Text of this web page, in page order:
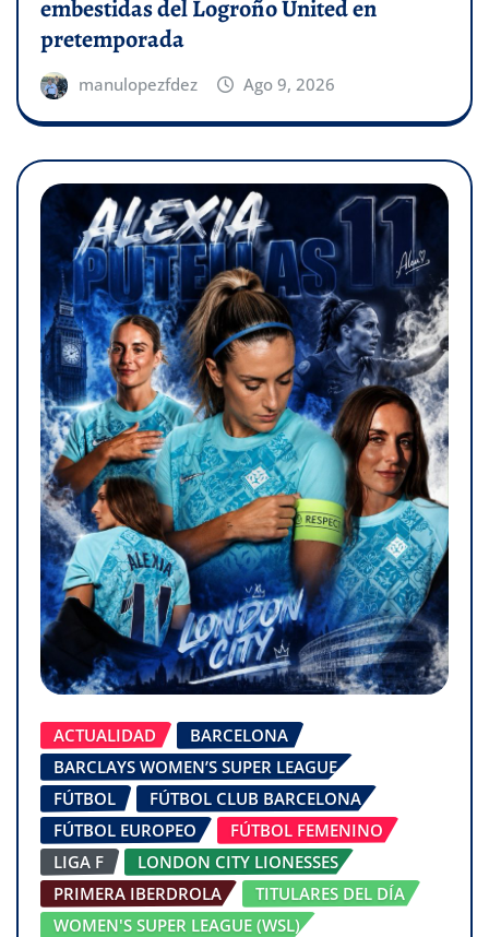
embestidas del Logroño United en
pretemporada
manulopezfdez Ago 9, 2026
ACTUALIDAD
BARCELONA
BARCLAYS WOMEN’S SUPER LEAGUE
FÚTBOL
FÚTBOL CLUB BARCELONA
FÚTBOL EUROPEO
FÚTBOL FEMENINO
LIGA F
LONDON CITY LIONESSES
PRIMERA IBERDROLA
TITULARES DEL DÍA
WOMEN'S SUPER LEAGUE (WSL)